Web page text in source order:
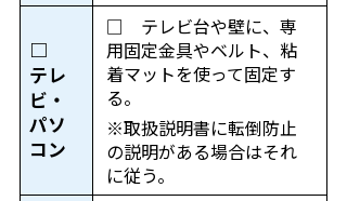
□
テレ
ビ・
パソ
コン
□ テレビ台や壁に、専
用固定金具やベルト、粘
着マットを使って固定す
る。
※取扱説明書に転倒防止
の説明がある場合はそれ
に従う。